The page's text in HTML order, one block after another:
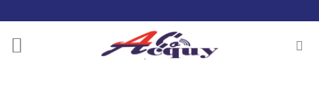
to
content